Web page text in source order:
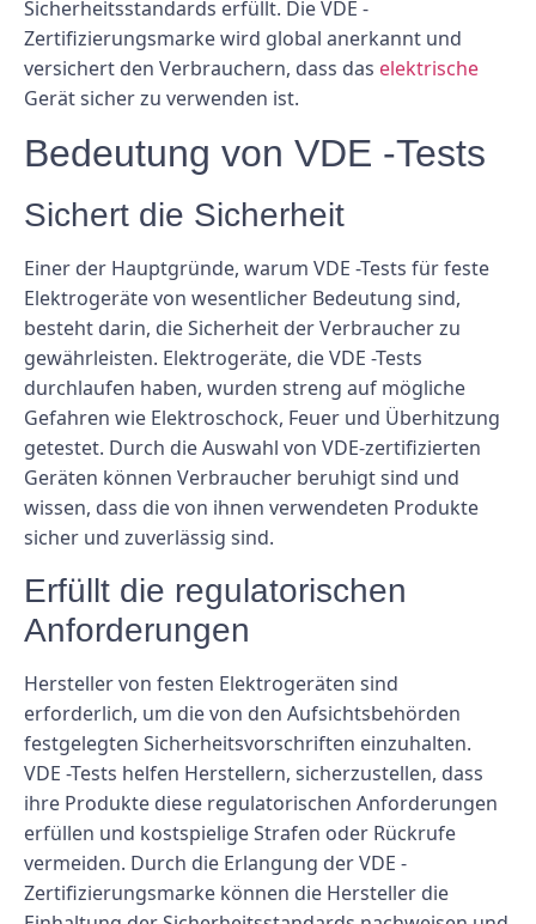
Sicherheitsstandards erfüllt. Die VDE -
Zertifizierungsmarke wird global anerkannt und
versichert den Verbrauchern, dass das elektrische
Gerät sicher zu verwenden ist.
Bedeutung von VDE -Tests
Sichert die Sicherheit
Einer der Hauptgründe, warum VDE -Tests für feste
Elektrogeräte von wesentlicher Bedeutung sind,
besteht darin, die Sicherheit der Verbraucher zu
gewährleisten. Elektrogeräte, die VDE -Tests
durchlaufen haben, wurden streng auf mögliche
Gefahren wie Elektroschock, Feuer und Überhitzung
getestet. Durch die Auswahl von VDE-zertifizierten
Geräten können Verbraucher beruhigt sind und
wissen, dass die von ihnen verwendeten Produkte
sicher und zuverlässig sind.
Erfüllt die regulatorischen
Anforderungen
Hersteller von festen Elektrogeräten sind
erforderlich, um die von den Aufsichtsbehörden
festgelegten Sicherheitsvorschriften einzuhalten.
VDE -Tests helfen Herstellern, sicherzustellen, dass
ihre Produkte diese regulatorischen Anforderungen
erfüllen und kostspielige Strafen oder Rückrufe
vermeiden. Durch die Erlangung der VDE -
Zertifizierungsmarke können die Hersteller die